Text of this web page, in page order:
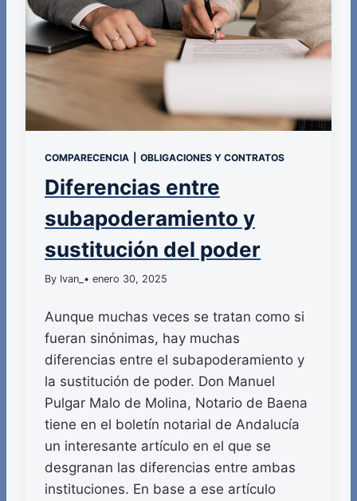
COMPARECENCIA OBLIGACIONES Y CONTRATOS
Diferencias entre
subapoderamiento y
sustitución del poder
By Ivan_ • enero 30, 2025
Aunque muchas veces se tratan como si
fueran sinónimas, hay muchas
diferencias entre el subapoderamiento y
la sustitución de poder. Don Manuel
Pulgar Malo de Molina, Notario de Baena
tiene en el boletín notarial de Andalucía
un interesante artículo en el que se
desgranan las diferencias entre ambas
instituciones. En base a ese artículo